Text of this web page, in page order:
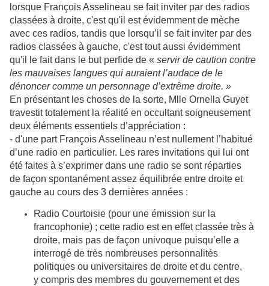
lorsque François Asselineau se fait inviter par des radios
classées à droite, c'est qu'il est évidemment de mèche
avec ces radios, tandis que lorsqu’il se fait inviter par des
radios classées à gauche, c'est tout aussi évidemment
qu'il le fait dans le but perfide de « servir de caution contre
les mauvaises langues qui auraient l’audace de le
dénoncer comme un personnage d’extrême droite. »
En présentant les choses de la sorte, Mlle Ornella Guyet
travestit totalement la réalité en occultant soigneusement
deux éléments essentiels d’appréciation :
- d'une part François Asselineau n’est nullement l’habitué
d’une radio en particulier. Les rares invitations qui lui ont
été faites à s’exprimer dans une radio se sont réparties
de façon spontanément assez équilibrée entre droite et
gauche au cours des 3 dernières années :
Radio Courtoisie (pour une émission sur la
francophonie) ; cette radio est en effet classée très à
droite, mais pas de façon univoque puisqu’elle a
interrogé de très nombreuses personnalités
politiques ou universitaires de droite et du centre,
y compris des membres du gouvernement et des